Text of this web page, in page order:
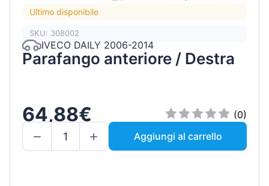
Ultimo disponibile
SKU: 308002
IVECO DAILY 2006-2014
Parafango anteriore / Destra
64,88€
(0)
Aggiungi al carrello